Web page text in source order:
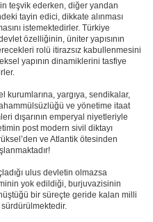
teşvik ederken, diğer yandan
tayin edici, dikkate alınması
istemektedirler. Türkiye
özelliğinin, üniter yapısının
rolü itirazsız kabullenmesini
yapının dinamiklerini tasfiye
kurumlarına, yargıya, sendikalar,
ve yönetime itaat
dışarının emperyal niyetleriyle
post modern sivil diktayı
ve Atlantik ötesinden
ulus devletin olmazsa
yok edildiği, burjuvazisinin
bir süreçte geride kalan milli